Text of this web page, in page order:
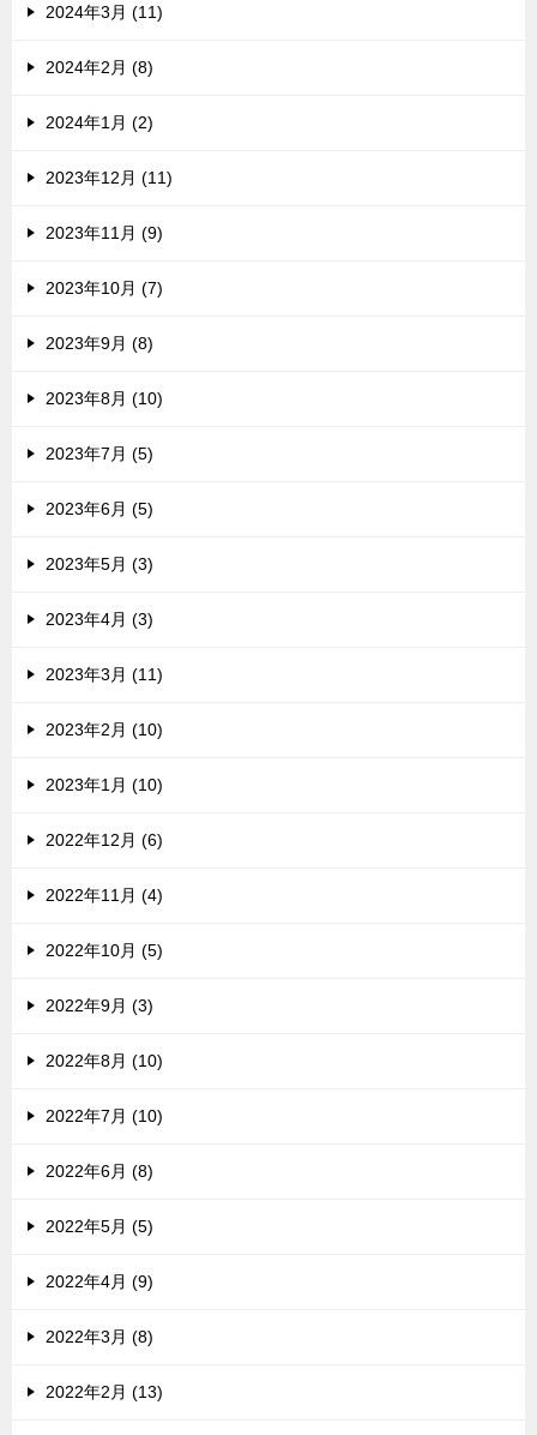
2024年3月 (11)
2024年2月 (8)
2024年1月 (2)
2023年12月 (11)
2023年11月 (9)
2023年10月 (7)
2023年9月 (8)
2023年8月 (10)
2023年7月 (5)
2023年6月 (5)
2023年5月 (3)
2023年4月 (3)
2023年3月 (11)
2023年2月 (10)
2023年1月 (10)
2022年12月 (6)
2022年11月 (4)
2022年10月 (5)
2022年9月 (3)
2022年8月 (10)
2022年7月 (10)
2022年6月 (8)
2022年5月 (5)
2022年4月 (9)
2022年3月 (8)
2022年2月 (13)